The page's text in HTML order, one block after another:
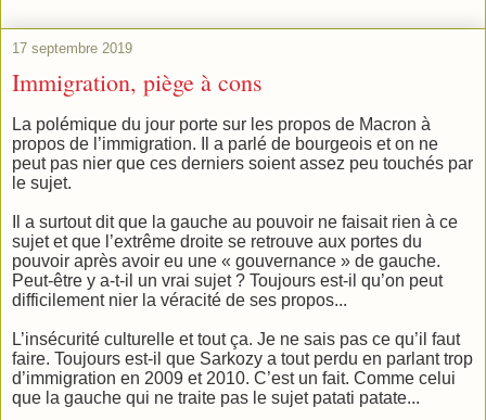
17 septembre 2019
Immigration, piège à cons
La polémique du jour porte sur les propos de Macron à
propos de l’immigration. Il a parlé de bourgeois et on ne
peut pas nier que ces derniers soient assez peu touchés par
le sujet.
Il a surtout dit que la gauche au pouvoir ne faisait rien à ce
sujet et que l’extrême droite se retrouve aux portes du
pouvoir après avoir eu une « gouvernance » de gauche.
Peut-être y a-t-il un vrai sujet ? Toujours est-il qu’on peut
difficilement nier la véracité de ses propos...
L’insécurité culturelle et tout ça. Je ne sais pas ce qu’il faut
faire. Toujours est-il que Sarkozy a tout perdu en parlant trop
d’immigration en 2009 et 2010. C’est un fait. Comme celui
que la gauche qui ne traite pas le sujet patati patate...